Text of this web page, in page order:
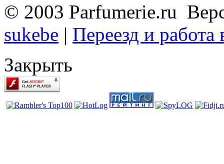
© 2003 Parfumerie.ru
sukebe | Переезд и
Закрыть